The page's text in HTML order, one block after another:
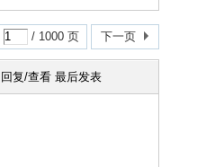
/ 1000 页 下一页
回复/查看 最后发表